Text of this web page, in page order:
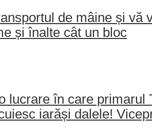
de mâine și
și înalte cât un bloc
lucrare în care
iarăși dalele!